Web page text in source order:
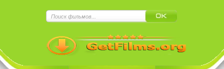
Нажмите на